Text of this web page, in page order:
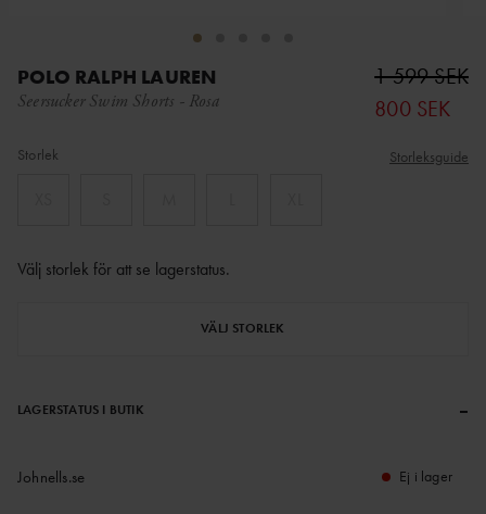
POLO RALPH LAUREN
Seersucker Swim Shorts - Rosa
1 599 SEK
800 SEK
Storlek Storleksguide
Välj storlek för att se lagerstatus.
VÄLJ STORLEK
LAGERSTATUS I BUTIK –
Johnells.se Ej i lager